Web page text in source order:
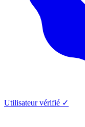
Utilisateur vérifié ✓